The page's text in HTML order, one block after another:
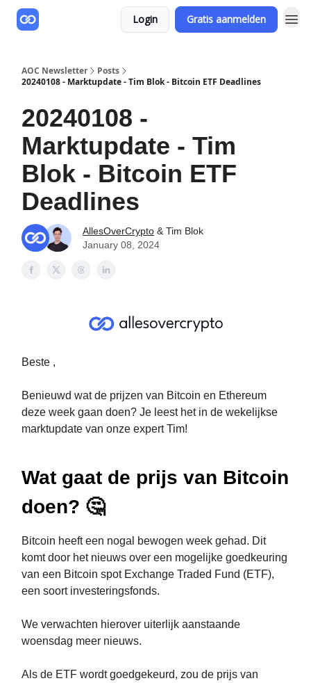
Login Gratis aanmelden
AOC Newsletter
Posts
20240108 - Marktupdate - Tim Blok - Bitcoin ETF Deadlines
20240108 -
Marktupdate - Tim
Blok - Bitcoin ETF
Deadlines
AllesOverCrypto & Tim Blok
January 08, 2024
Beste ,
Benieuwd wat de prijzen van Bitcoin en Ethereum
deze week gaan doen? Je leest het in de wekelijkse
marktupdate van onze expert Tim!
Wat gaat de prijs van Bitcoin
doen? 🤔
Bitcoin heeft een nogal bewogen week gehad. Dit
komt door het nieuws over een mogelijke goedkeuring
van een Bitcoin spot Exchange Traded Fund (ETF),
een soort investeringsfonds.
We verwachten hierover uiterlijk aanstaande
woensdag meer nieuws.
Als de ETF wordt goedgekeurd, zou de prijs van